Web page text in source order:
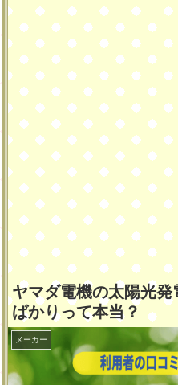
ヤマダ電機の太陽光発
ばかりって本当？
メーカー